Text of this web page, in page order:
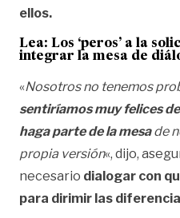
ellos.
Lea: Los ‘peros’ a la
integrar la mesa de
«Nosotros no tenemos
sentiríamos muy felices
haga parte de la mesade
propia versión«, dijo,
necesario dialogar con
para dirimir las